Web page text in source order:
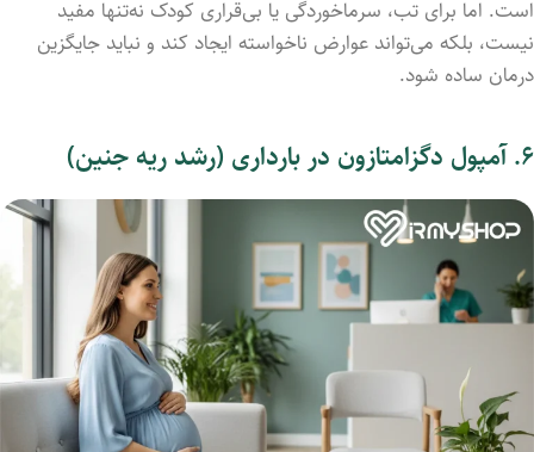
است. اما برای تب، سرماخوردگی یا بی‌قراری کودک نه‌تنها مفید
نیست، بلکه می‌تواند عوارض ناخواسته ایجاد کند و نباید جایگزین
درمان ساده شود.
۶. آمپول دگزامتازون در بارداری (رشد ریه جنین)